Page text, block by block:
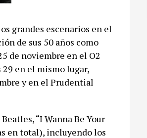
grandes escenarios en el
de sus 50 años como
de noviembre en el O2
en el mismo lugar,
y en el Prudential
“I Wanna Be Your
en total), incluyendo los